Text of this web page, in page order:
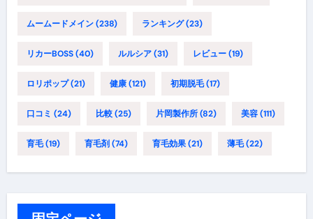
ムームードメイン(238) ランキング(23)
リカーBOSS(40) ルルシア(31) レビュー(19)
ロリポップ(21) 健康(121) 初期脱毛(17)
口コミ (24) 比較(25) 片岡製作所(82) 美容(111)
育毛(19) 育毛剤(74) 育毛効果(21) 薄毛(22)